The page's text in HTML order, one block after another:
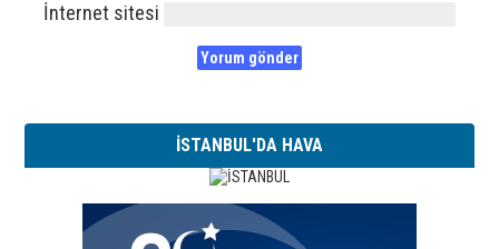
İnternet sitesi
İSTANBUL'DA HAVA